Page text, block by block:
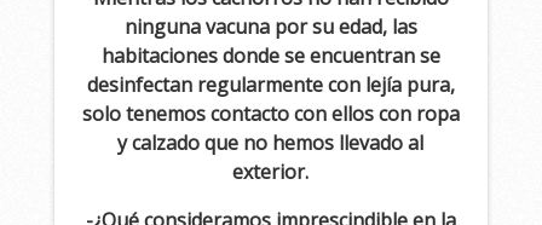
ninguna vacuna por su edad, las
habitaciones donde se encuentran se
desinfectan regularmente con lejía pura,
solo tenemos contacto con ellos con ropa
y calzado que no hemos llevado al
exterior.